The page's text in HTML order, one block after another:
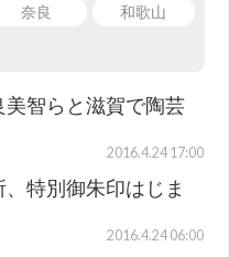
奈良
和歌山
美智らと滋賀で陶芸
2016.4.24 17:00
特別御朱印はじま
2016.4.24 06:00